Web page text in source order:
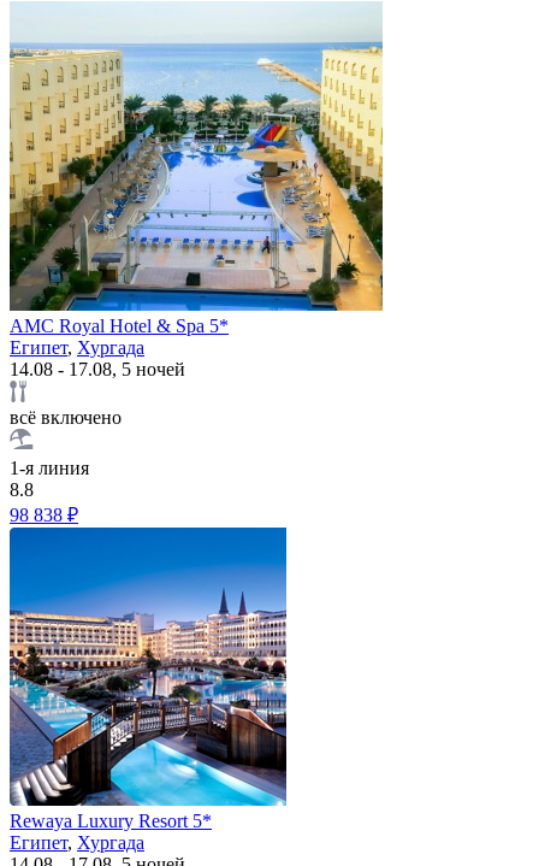
AMC Royal Hotel & Spa 5*
Египет, Хургада
14.08 - 17.08, 5 ночей
всё включено
1-я линия
8.8
98 838 ₽
Rewaya Luxury Resort 5*
Египет, Хургада